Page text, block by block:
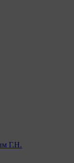
Г.Н.